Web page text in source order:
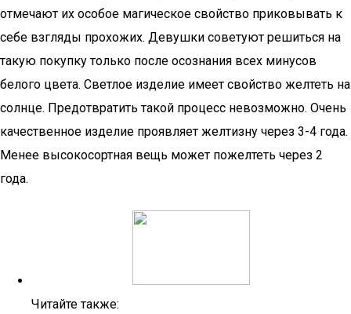
отмечают их особое магическое свойство приковывать к
себе взгляды прохожих. Девушки советуют решиться на
такую покупку только после осознания всех минусов
белого цвета. Светлое изделие имеет свойство желтеть на
солнце. Предотвратить такой процесс невозможно. Очень
качественное изделие проявляет желтизну через 3-4 года.
Менее высокосортная вещь может пожелтеть через 2
года.
Читайте также: